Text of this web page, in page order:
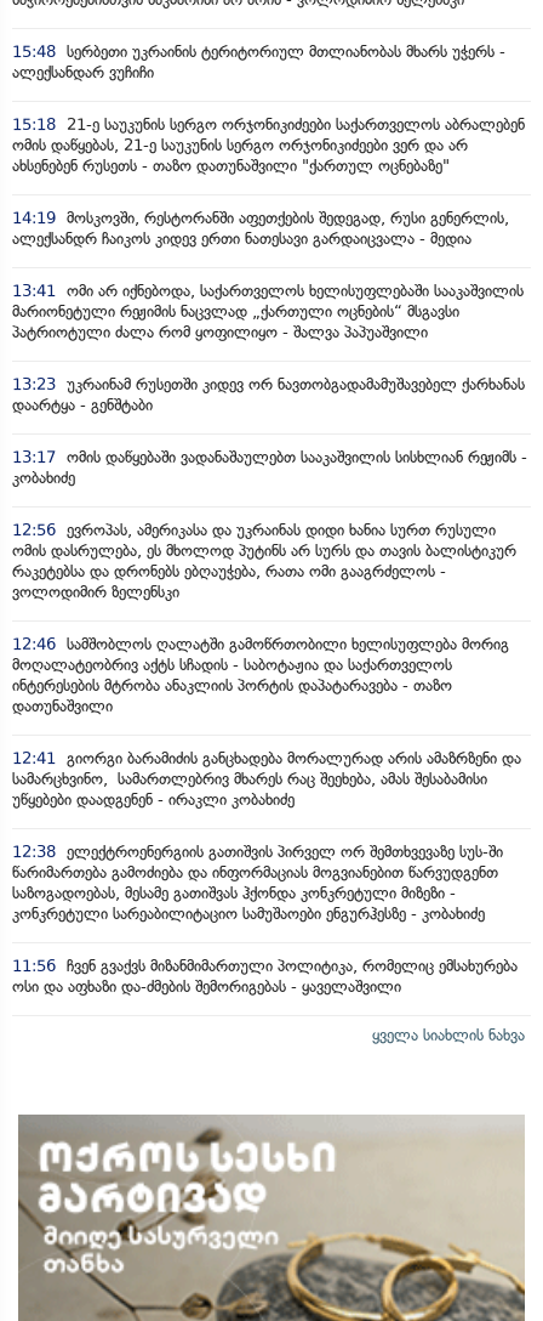
15:48 სერბეთი უკრაინის ტერიტორიულ მთლიანობას მხარს უჭერს -
ალექსანდარ ვუჩიჩი
15:18
21-ე საუკუნის სერგო ორჯონიკიძეები საქართველოს აბრალებენ
ომის დაწყებას, 21-ე საუკუნის სერგო ორჯონიკიძეები ვერ და არ
ახსენებენ რუსეთს - თაზო დათუნაშვილი "ქართულ ოცნებაზე"
14:19 მოსკოვში, რესტორანში აფეთქების შედეგად, რუსი გენერლის,
ალექსანდრ ჩაიკოს კიდევ ერთი ნათესავი გარდაიცვალა - მედია
13:41
ომი არ იქნებოდა, საქართველოს ხელისუფლებაში სააკაშვილის
მარიონეტული რეჟიმის ნაცვლად „ქართული ოცნების“ მსგავსი
პატრიოტული ძალა რომ ყოფილიყო - შალვა პაპუაშვილი
13:23 უკრაინამ რუსეთში კიდევ ორ ნავთობგადამამუშავებელ ქარხანას
დაარტყა - გენშტაბი
13:17 ომის დაწყებაში ვადანაშაულებთ სააკაშვილის სისხლიან რეჟიმს -
კობახიძე
12:56 ევროპას, ამერიკასა და უკრაინას დიდი ხანია სურთ რუსული
ომის დასრულება, ეს მხოლოდ პუტინს არ სურს და თავის ბალისტიკურ
რაკეტებსა და დრონებს ებღაუჭება, რათა ომი გააგრძელოს -
ვოლოდიმირ ზელენსკი
12:46 სამშობლოს ღალატში გამოწრთობილი ხელისუფლება მორიგ
მოღალატეობრივ აქტს სჩადის - საბოტაჟია და საქართველოს
ინტერესების მტრობა ანაკლიის პორტის დაპატარავება - თაზო
დათუნაშვილი
12:41
გიორგი ბარამიძის განცხადება მორალურად არის ამაზრზენი და
სამარცხვინო, სამართლებრივ მხარეს რაც შეეხება, ამას შესაბამისი
უწყებები დაადგენენ - ირაკლი კობახიძე
12:38 ელექტროენერგიის გათიშვის პირველ ორ შემთხვევაზე სუს-ში
წარიმართება გამოძიება და ინფორმაციას მოგვიანებით წარვუდგენთ
საზოგადოებას, მესამე გათიშვას ჰქონდა კონკრეტული მიზეზი -
კონკრეტული სარეაბილიტაციო სამუშაოები ენგურჰესზე - კობახიძე
11:56 ჩვენ გვაქვს მიზანმიმართული პოლიტიკა, რომელიც ემსახურება
ოსი და აფხაზი და-ძმების შემორიგებას - ყაველაშვილი
ყველა სიახლის ნახვა